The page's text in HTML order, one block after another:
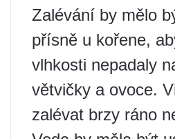
Zalévání by mělo
přísně u kořene,
vlhkosti nepadaly
větvičky a ovoce.
zalévat brzy ráno